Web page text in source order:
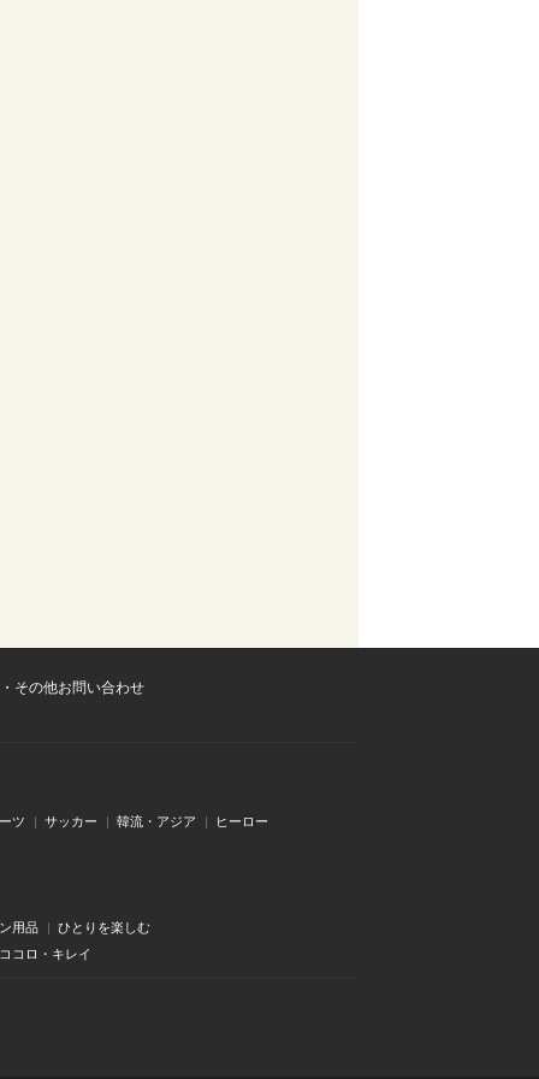
その他お問い合わせ
ツ サッカー 韓流・アジア ヒーロー
用品
ひとりを楽しむ
コロ・キレイ